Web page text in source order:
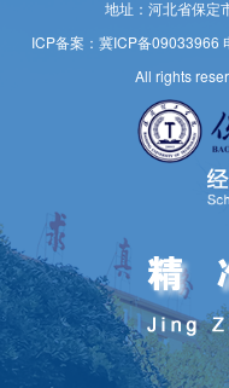
地址：河北省保
ICP备案：冀ICP备09033966
All rights